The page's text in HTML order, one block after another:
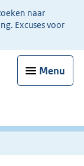
naar
Excuses voor
Menu